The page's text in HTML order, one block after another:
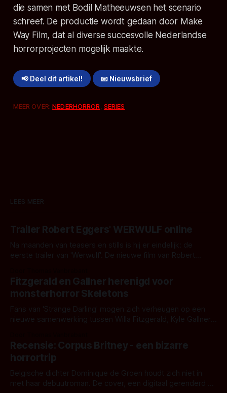
die samen met Bodil Matheeuwsen het scenario
schreef. De productie wordt gedaan door Make
Way Film, dat al diverse succesvolle Nederlandse
horrorprojecten mogelijk maakte.
📢 Deel dit artikel! 📧 Nieuwsbrief
MEER OVER:NEDERHORROR, SERIES
LEES MEER
Trailer Robert Eggers' WERWULF online
Na maanden van teasers en stills is hij er eindelijk: de
eerste trailer van 'Werwulf'. De nieuwe film van Robert
kille stijl vol folklore en mythe. Het topic deze keer is (kon
het het al raden?)... de weerwolf. Kijk je mee?
Fitzgerald en Gallner herenigd voor
monsterhorror Skeletons
Fans van 'Strange Darling' mogen zich verheugen op een
nieuwe samenwerking tussen Willa Fitzgerald, Kyle Gallner
'Skeletons', een nieuwe creature feature waarvoor de
opnames zijn gestart in Australië.
Recensie: Corpus Britney - een bizarre
horrortrip
Belgische dichter Dominique de Groen houdt zich niet in
met haar debuutroman. De cover, een digitaal gerenderd en